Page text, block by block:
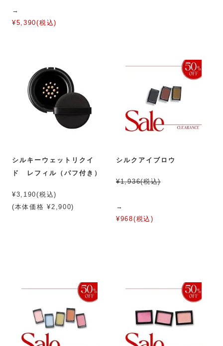
→
¥5,390(税込)
シルキーウェットリクイ
ド レフィル（パフ付き）
¥3,190(税込)
(本体価格 ¥2,900)
シルクアイブロウ
¥1,936(税込)
→
¥968(税込)